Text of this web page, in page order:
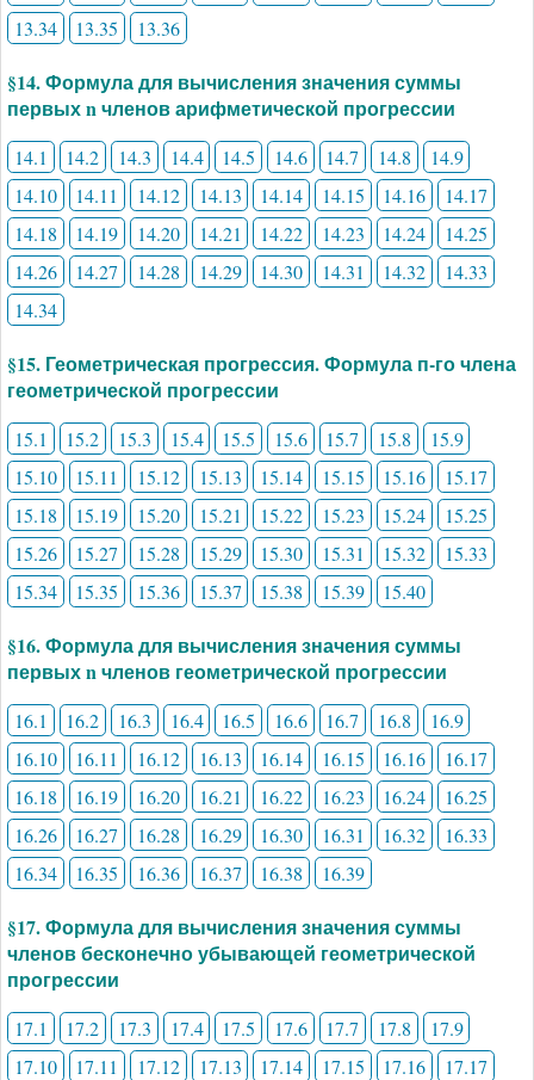
13.34
13.35 13.36
§14. Формула для вычисления значения суммы
первых n членов арифметической прогрессии
14.1 14.2 14.3 14.4 14.5 14.6 14.7 14.8
14.9
14.10
14.11 14.12 14.13 14.14 14.15 14.16
14.17
14.18
14.19 14.20 14.21 14.22 14.23 14.24
14.25
14.26
14.27 14.28 14.29 14.30 14.31 14.32
14.33
14.34
§15. Геометрическая прогрессия. Формула п-го члена
геометрической прогрессии
15.1 15.2 15.3 15.4 15.5 15.6 15.7 15.8
15.9
15.10
15.11 15.12 15.13 15.14 15.15 15.16
15.17
15.18
15.19 15.20 15.21 15.22 15.23 15.24
15.25
15.26
15.27 15.28 15.29 15.30 15.31 15.32
15.33
15.34
15.35 15.36 15.37 15.38 15.39 15.40
§16. Формула для вычисления значения суммы
первых n членов геометрической прогрессии
16.1 16.2 16.3 16.4 16.5 16.6 16.7 16.8
16.9
16.10
16.11 16.12 16.13 16.14 16.15 16.16
16.17
16.18
16.19 16.20 16.21 16.22 16.23 16.24
16.25
16.26
16.27 16.28 16.29 16.30 16.31 16.32
16.33
16.34
16.35 16.36 16.37 16.38 16.39
§17. Формула для вычисления значения суммы
членов бесконечно убывающей геометрической
прогрессии
17.1 17.2 17.3 17.4 17.5 17.6 17.7 17.8
17.9
17.10
17.11 17.12 17.13 17.14 17.15 17.16
17.17